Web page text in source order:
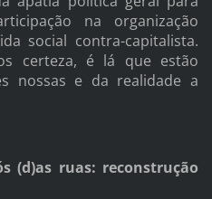
na organização
social contra-capitalista.
certeza, é lá que estão
nossas e da realidade a
(d)as ruas: reconstrução